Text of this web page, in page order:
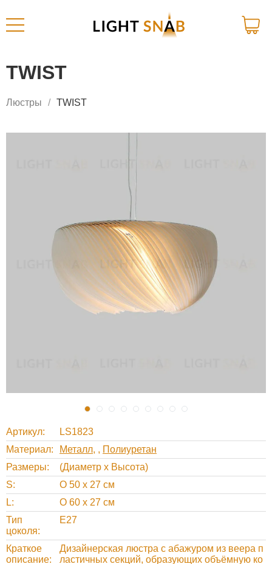
TWIST
Люстры TWIST
Артикул
LS1823
Материал
Металл , Полиуретан
Размеры
(Диаметр х Высота)
S
O 50 х 27 см
L
O 60 х 27 см
Тип
цоколя
Е27
Краткое
описание
Дизайнерская люстра с абажуром из веера п
ластичных секций, образующих объёмную ко